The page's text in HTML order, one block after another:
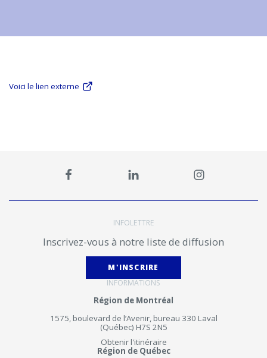
Voici le lien externe
INFOLETTRE
Inscrivez-vous à notre liste de diffusion
M'INSCRIRE
INFORMATIONS
Région de Montréal
1575, boulevard de l’Avenir, bureau 330 Laval
(Québec) H7S 2N5
Obtenir l'itinéraire
Région de Québec